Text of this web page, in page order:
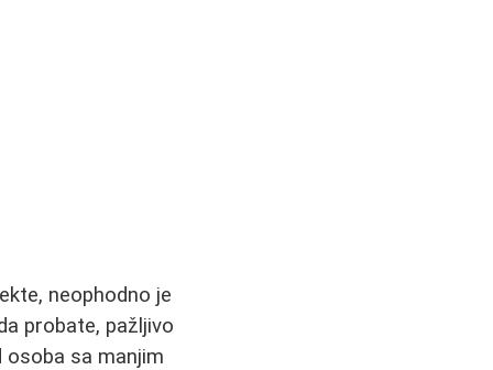
neophodno je
probate, pažljivo
osoba sa manjim